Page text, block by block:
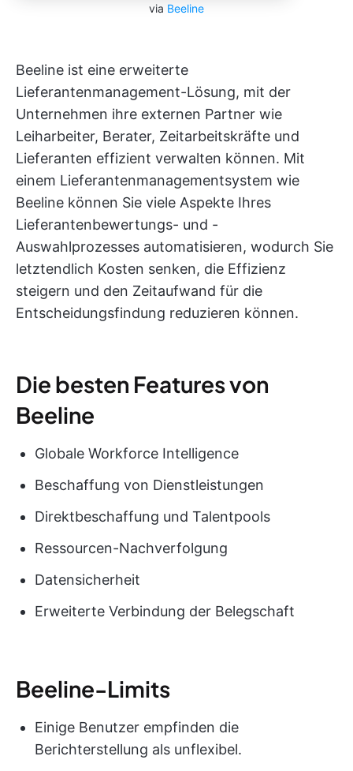
via Beeline
Beeline ist eine erweiterte
Lieferantenmanagement-Lösung, mit der
Unternehmen ihre externen Partner wie
Leiharbeiter, Berater, Zeitarbeitskräfte und
Lieferanten effizient verwalten können. Mit
einem Lieferantenmanagementsystem wie
Beeline können Sie viele Aspekte Ihres
Lieferantenbewertungs- und -
Auswahlprozesses automatisieren, wodurch Sie
letztendlich Kosten senken, die Effizienz
steigern und den Zeitaufwand für die
Entscheidungsfindung reduzieren können.
Die besten Features von
Beeline
Globale Workforce Intelligence
Beschaffung von Dienstleistungen
Direktbeschaffung und Talentpools
Ressourcen-Nachverfolgung
Datensicherheit
Erweiterte Verbindung der Belegschaft
Beeline-Limits
Einige Benutzer empfinden die
Berichterstellung als unflexibel.